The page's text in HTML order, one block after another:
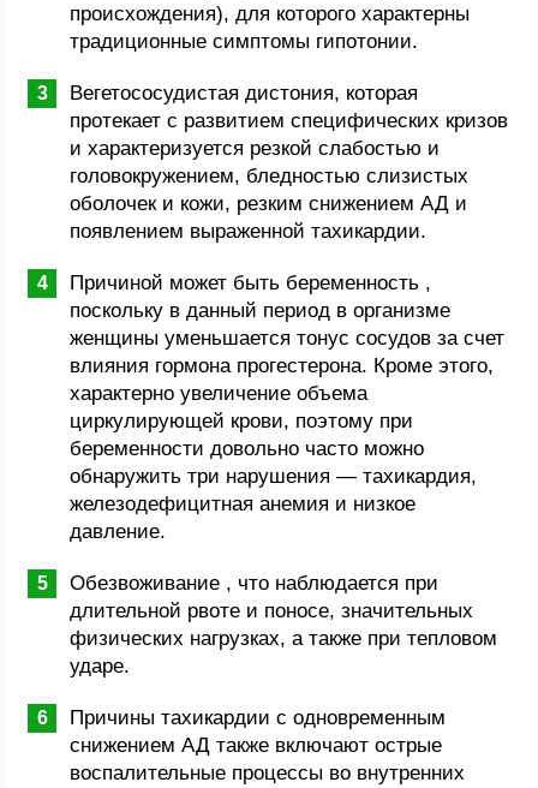
происхождения), для которого характерны
традиционные симптомы гипотонии.
Вегетососудистая дистония, которая
протекает с развитием специфических кризов
и характеризуется резкой слабостью и
головокружением, бледностью слизистых
оболочек и кожи, резким снижением АД и
появлением выраженной тахикардии.
Причиной может быть беременность ,
поскольку в данный период в организме
женщины уменьшается тонус сосудов за счет
влияния гормона прогестерона. Кроме этого,
характерно увеличение объема
циркулирующей крови, поэтому при
беременности довольно часто можно
обнаружить три нарушения — тахикардия,
железодефицитная анемия и низкое
давление.
Обезвоживание , что наблюдается при
длительной рвоте и поносе, значительных
физических нагрузках, а также при тепловом
ударе.
Причины тахикардии с одновременным
снижением АД также включают острые
воспалительные процессы во внутренних